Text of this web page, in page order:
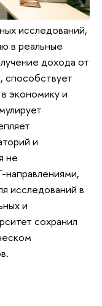
исследований,
в реальные
дохода от
способствует
экономику и
и
не
направлениями,
исследований в
и
сохранил